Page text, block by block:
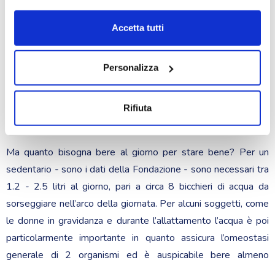
Cliccando su “accetta tutti ” si acconsente all’uso di tutti i
“seleziona” Invitiamo a leggere la nostra privacy policy e
Accetta tutti
Personalizza
Rifiuta
accade frequentemente nella popolazione anziana e nei
agenti patogeni esterni; inoltre l’idratazione deve essere il più
possibile di qualità con acqua stabile nella sua composizione
da fonti pure e non contaminate per limitare al massimo una
ulteriore riduzione della capacità dirisposta immunitaria».
Ma quanto bisogna bere al giorno per stare bene? Per un
sedentario - sono i dati della Fondazione - sono necessari tra
1.2 - 2.5 litri al giorno, pari a circa 8 bicchieri di acqua da
sorseggiare nell’arco della giornata. Per alcuni soggetti, come
le donne in gravidanza e durante l’allattamento l’acqua è poi
particolarmente importante in quanto assicura l’omeostasi
generale di 2 organismi ed è auspicabile bere almeno